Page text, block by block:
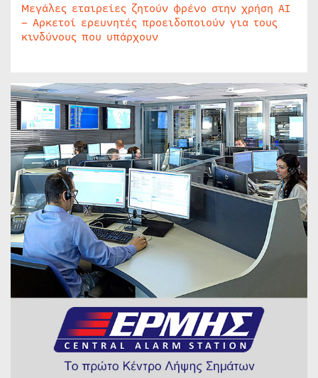
Μεγάλες εταιρείες ζητούν φρένο στην χρήση AI
– Αρκετοί ερευνητές προειδοποιούν για τους
κινδύνους που υπάρχουν